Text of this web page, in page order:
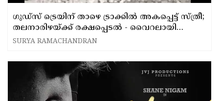
ഗുഡ്സ് ട്രെയിന് താഴെ ട്രാക്കിൽ അകപ്പെട്ട് സ്ത്രീ;
തലനാരിഴയ്ക്ക് രക്ഷപ്പെടൽ - വൈറലായി
വിഡിയോ
SURYA RAMACHANDRAN